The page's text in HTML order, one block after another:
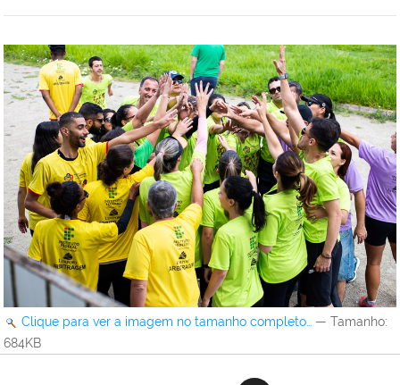
Clique para ver a imagem no tamanho completo… — Tamanho:
684KB